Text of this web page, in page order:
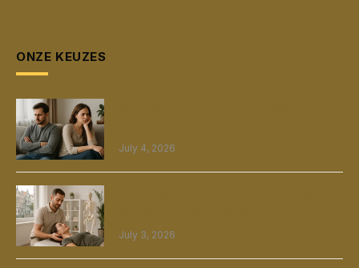
ONZE KEUZES
July 4, 2026
July 3, 2026